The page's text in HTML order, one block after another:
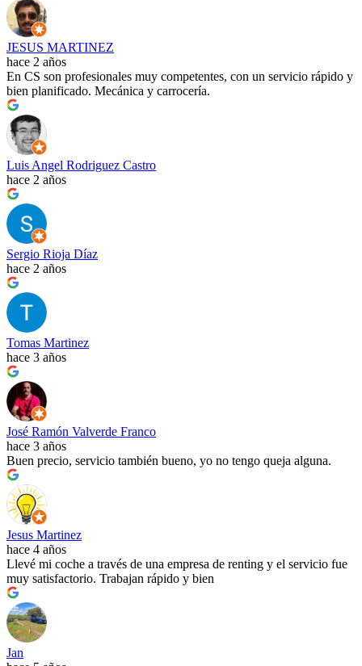
JESUS MARTINEZ
hace 2 años
En CS son profesionales muy competentes, con un servicio rápido y
bien planificado. Mecánica y carrocería.
Luis Angel Rodriguez Castro
hace 2 años
Sergio Rioja Díaz
hace 2 años
Tomas Martinez
hace 3 años
José Ramón Valverde Franco
hace 3 años
Buen precio, servicio también bueno, yo no tengo queja alguna.
Jesus Martinez
hace 4 años
Llevé mi coche a través de una empresa de renting y el servicio fue
muy satisfactorio. Trabajan rápido y bien
Jan